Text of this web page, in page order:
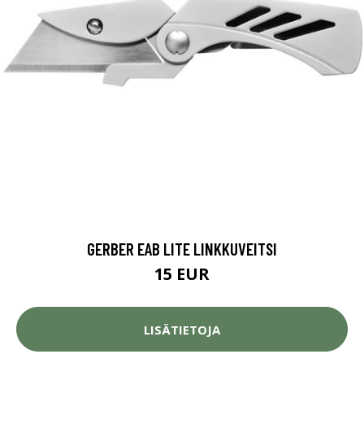
GERBER EAB LITE LINKKUVEITSI
15 EUR
LISÄTIETOJA